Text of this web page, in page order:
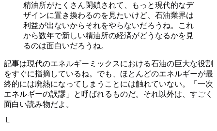
精油所がたくさん閉鎖されて、もっと現代的なデ
ザインに置き換わるのを見たいけど、石油業界は
利益が出ないからそれをやらないだろうね。これ
から数年で新しい精油所の経済がどうなるかを見
るのは面白いだろうね。
記事は現代のエネルギーミックスにおける石油の巨大な役割
をすぐに指摘しているね。でも、ほとんどのエネルギーが最
終的には廃熱になってしまうことには触れていない。「一次
エネルギーの誤謬」と呼ばれるものだ。それ以外は、すごく
面白い読み物だよ。
└